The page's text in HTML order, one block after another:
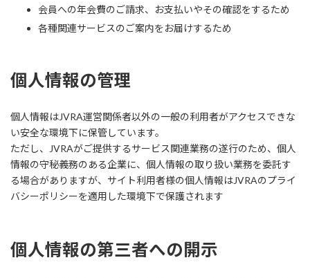
会員への年会費のご請求、お支払いやその確認をするため
各種関連サービスのご案内をお届けするため
個人情報の管理
個人情報はJVRA運営関係者以外の一般の利用者がアクセスできな
い安全な環境下に保管しています。
ただし、JVRAがご提供するサービス関連業務の遂行のため、個人
情報の守秘義務のある企業に、個人情報の取り扱い業務を委託す
る場合がありますが、サイト利用者様の個人情報はJVRAのプライ
バシーポリシーを適用した環境下で保護されます
個人情報の第三者への開示